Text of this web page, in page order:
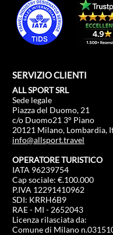
SERVIZIO CLIENTI
ALL SPORT SRL
Sede legale
Piazza del Duomo, 21
c/o Duomo21 3° Piano
20121 Milano, Lombardia,
info@allsport.travel
OPERATORE TURISTICO
IATA 96239754
Cap sociale: €.100.000
P.IVA 12291410962
SDI: KRRH6B9
RAE - MI - 2652043
Licenza rilasciata da:
Comune di Milano